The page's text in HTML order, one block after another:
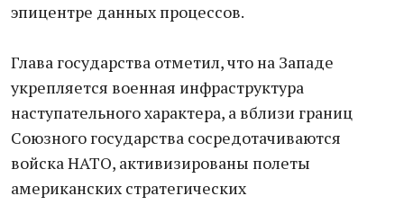
эпицентре данных процессов.
Глава государства отметил, что на Западе
укрепляется военная инфраструктура
наступательного характера, а вблизи границ
Союзного государства сосредотачиваются
войска НАТО, активизированы полеты
американских стратегических